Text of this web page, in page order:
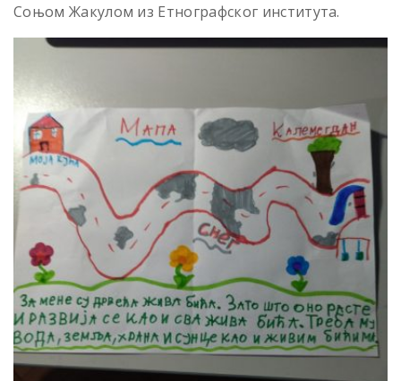
Соњом Жакулом из Етнографског института.